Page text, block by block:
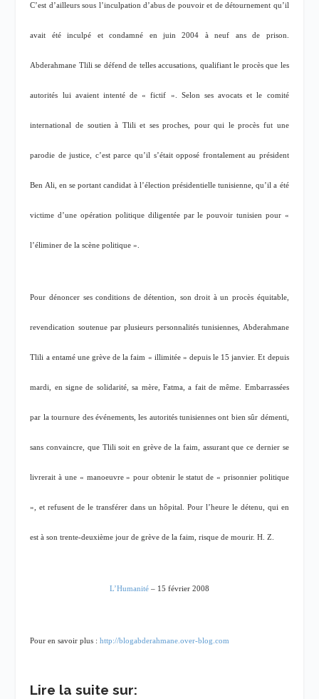
C’est d’ailleurs sous l’inculpation d’abus de pouvoir et de détournement qu’il
avait été inculpé et condamné en juin 2004 à neuf ans de prison.
Abderahmane Tlili se défend de telles accusations, qualifiant le procès que les
autorités lui avaient intenté de « fictif ». Selon ses avocats et le comité
international de soutien à Tlili et ses proches, pour qui le procès fut une
parodie de justice, c’est parce qu’il s’était opposé frontalement au président
Ben Ali, en se portant candidat à l’élection présidentielle tunisienne, qu’il a été
victime d’une opération politique diligentée par le pouvoir tunisien pour «
l’éliminer de la scène politique ».
Pour dénoncer ses conditions de détention, son droit à un procès équitable,
revendication soutenue par plusieurs personnalités tunisiennes, Abderahmane
Tlili a entamé une grève de la faim « illimitée » depuis le 15 janvier. Et depuis
mardi, en signe de solidarité, sa mère, Fatma, a fait de même. Embarrassées
par la tournure des événements, les autorités tunisiennes ont bien sûr démenti,
sans convaincre, que Tlili soit en grève de la faim, assurant que ce dernier se
livrerait à une « manoeuvre » pour obtenir le statut de « prisonnier politique
», et refusent de le transférer dans un hôpital. Pour l’heure le détenu, qui en
est à son trente-deuxième jour de grève de la faim, risque de mourir. H. Z.
L’Humanité – 15 février 2008
Pour en savoir plus :http://blogabderahmane.over-blog.com
Lire la suite sur: